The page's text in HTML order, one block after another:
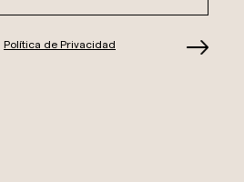
Política de Privacidad